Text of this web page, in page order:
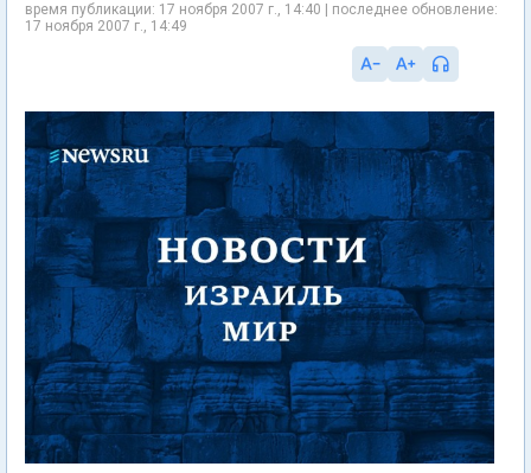
время публикации: 17 ноября 2007 г., 14:40 | последнее обновление:
17 ноября 2007 г., 14:49